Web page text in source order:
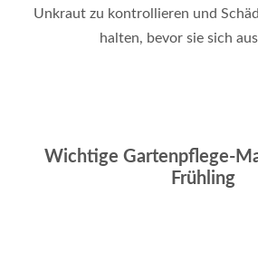
Unkraut zu kontrollieren und
halten, bevor sie sich
Wichtige Gartenpflege-
Frühling